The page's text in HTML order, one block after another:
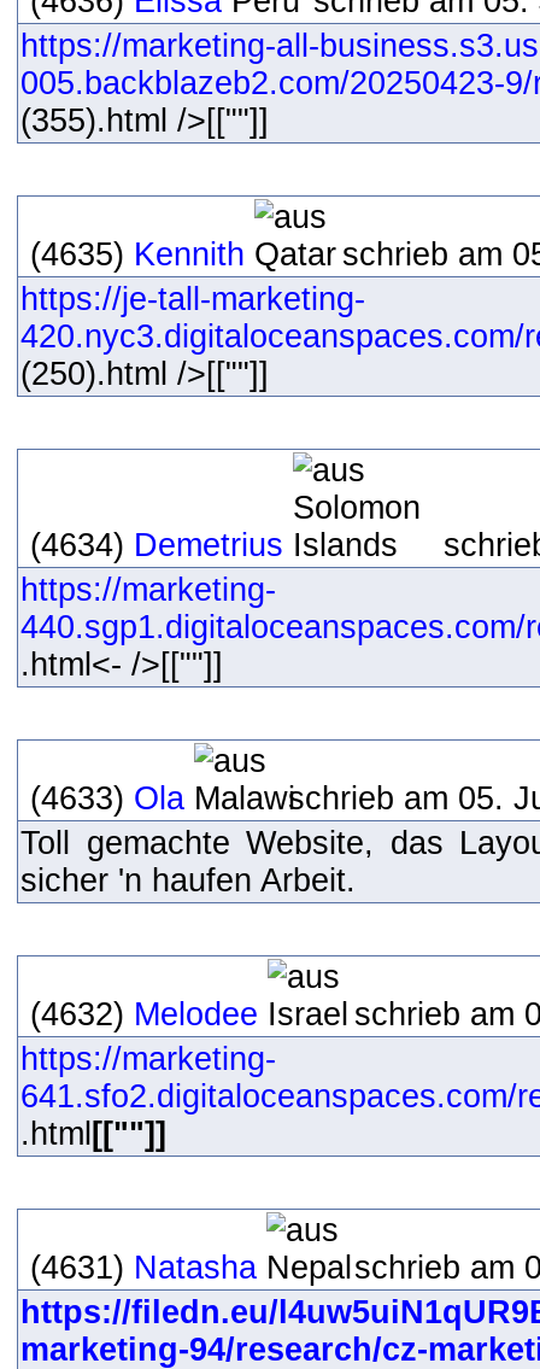
https://marketing-all-
005.backblazeb2.com/20250423-
(355).html />[[""]]
(4635) Kennith
schrieb am
https://je-tall-marketing-
420.nyc3.digitaloceanspaces.com/
(250).html />[[""]]
(4634) Demetrius
https://marketing-
440.sgp1.digitaloceanspaces.com/
.html<- />[[""]]
(4633) Ola
schrieb am 05.
Toll gemachte Website, das
sicher 'n haufen Arbeit.
(4632) Melodee
schrieb am
https://marketing-
641.sfo2.digitaloceanspaces.com/
.html [[""]]
(4631) Natasha
schrieb am
https://filedn.eu/
marketing-94/research/cz-